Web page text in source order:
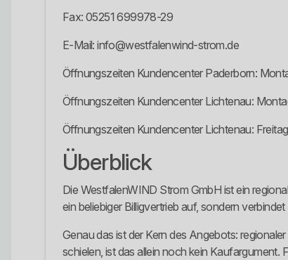
Fax: 05251 699978-29
E-Mail: info@westfalenwind-strom.de
Öffnungszeiten Kundencenter Paderborn:
Öffnungszeiten Kundencenter Lichtenau:
Öffnungszeiten Kundencenter Lichtenau:
Überblick
Die WestfalenWIND Strom GmbH ist ein
ein beliebiger Billigvertrieb auf, sondern
Genau das ist der Kern des Angebots:
schielen, ist das allein noch kein Kaufargument.